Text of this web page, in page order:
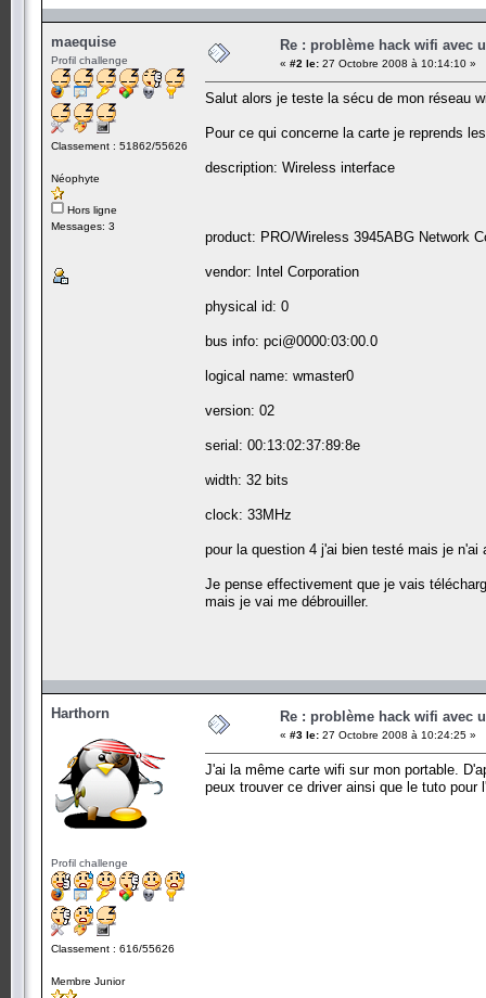
maequise
Profil challenge
Classement : 51862/55626
Néophyte
Hors ligne
Messages: 3
Re : problème hack wifi avec
« #2 le: 27 Octobre 2008 à 10:14:10 »
Salut alors je teste la sécu de mon réseau
Pour ce qui concerne la carte je reprends
description: Wireless interface
product: PRO/Wireless 3945ABG Network
vendor: Intel Corporation
physical id: 0
bus info: pci@0000:03:00.0
logical name: wmaster0
version: 02
serial: 00:13:02:37:89:8e
width: 32 bits
clock: 33MHz
pour la question 4 j'ai bien testé mais je n'ai
Je pense effectivement que je vais
mais je vai me débrouiller.
Harthorn
Profil challenge
Classement : 616/55626
Membre Junior
Re : problème hack wifi avec
« #3 le: 27 Octobre 2008 à 10:24:25 »
J'ai la même carte wifi sur mon portable.
peux trouver ce driver ainsi que le tuto